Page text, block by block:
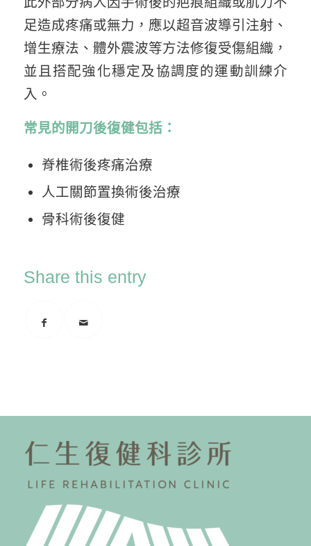
足造成疼痛或無力，應以超音波導引注射、
增生療法、體外震波等方法修復受傷組織，
並且搭配強化穩定及協調度的運動訓練介
入。
常見的開刀後復健包括：
脊椎術後疼痛治療
人工關節置換術後治療
骨科術後復健
Share this entry